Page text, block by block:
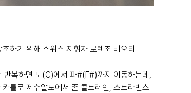
하기 위해 스위스 지휘자 로렌조 비오티
복하면 도(C)에서 파#(F#)까지 이동하는데,
를로 제수알도에서 존 콜트레인, 스트라빈스